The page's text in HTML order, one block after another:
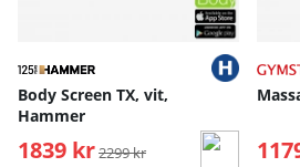
Body Screen TX, vit,
Hammer
1839 kr Ordinarie pris:
2299 kr